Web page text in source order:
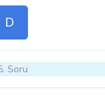
D
Soru